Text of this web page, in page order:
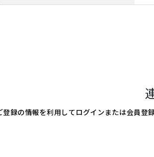
録の情報を利用してログインまたは会員登